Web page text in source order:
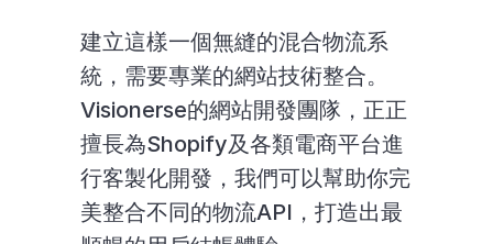
建立這樣一個無縫的混合物流系
統，需要專業的網站技術整合。
Visionerse的網站開發團隊，正正
擅長為Shopify及各類電商平台進
行客製化開發，我們可以幫助你完
美整合不同的物流API，打造出最